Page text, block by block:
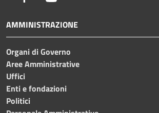
AMMINISTRAZIONE
Organi di Governo
Aree Amministrative
Uffici
Enti e fondazioni
Politici